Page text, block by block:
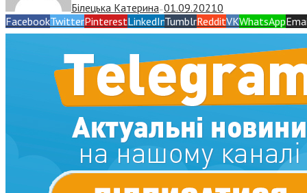
Білецька Катерина—01.09.20210
FacebookTwitterPinterestLinkedInTumblrRedditVKWhatsApp